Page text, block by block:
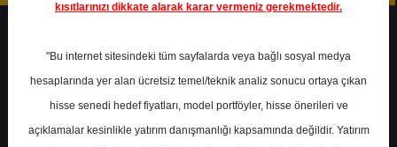
Katılım Dışı
Bu hisse katılım endeksine uygun değildir.
kısıtlarınızı dikkate alarak karar vermeniz gerekmektedir.
"Bu internet sitesindeki tüm sayfalarda veya bağlı sosyal medya
hesaplarında yer alan ücretsiz temel/teknik analiz sonucu ortaya çıkan
hisse senedi hedef fiyatları, model portföyler, hisse önerileri ve
açıklamalar kesinlikle yatırım danışmanlığı kapsamında değildir. Yatırım